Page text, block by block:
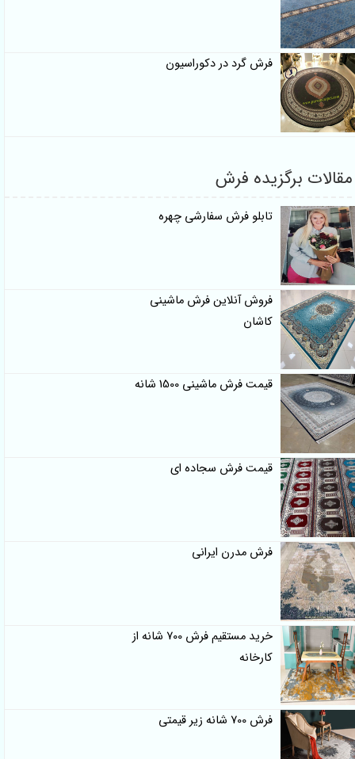
فرش گرد در دکوراسیون
برگزیده فرش
تابلو فرش سفارشی چهره
فروش آنلاین فرش ماشینی
کاشان
قیمت فرش ماشینی 1500 شانه
قیمت فرش سجاده ای
فرش مدرن ایرانی
خرید مستقیم فرش 700 شانه از
کارخانه
فرش 700 شانه زیر قیمتی